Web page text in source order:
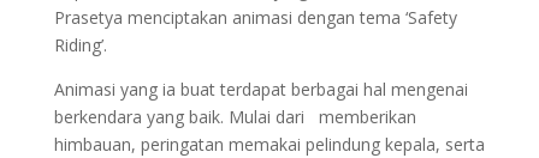
Prasetya menciptakan animasi dengan tema ‘Safety
Riding’.
Animasi yang ia buat terdapat berbagai hal mengenai
berkendara yang baik. Mulai dari memberikan
himbauan, peringatan memakai pelindung kepala, serta